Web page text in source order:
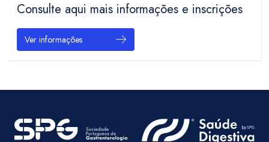
Consulte aqui mais informações e inscrições
Ver informações